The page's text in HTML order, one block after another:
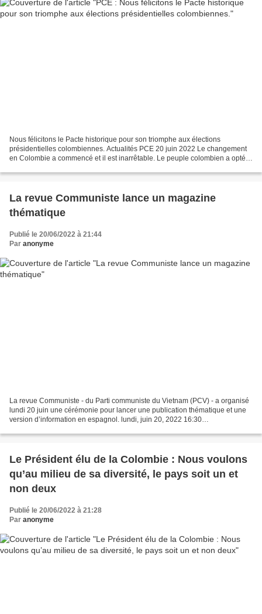
Nous félicitons le Pacte historique pour son triomphe aux élections
présidentielles colombiennes. Actualités PCE 20 juin 2022 Le changement
en Colombie a commencé et il est inarrêtable. Le peuple colombien a opté
La revue Communiste lance un magazine
thématique
Publié le 20/06/2022 à 21:44
Par anonyme
La revue Communiste - du Parti communiste du Vietnam (PCV) - a organisé
lundi 20 juin une cérémonie pour lancer une publication thématique et une
version d’information en espagnol. lundi, juin 20, 2022 16:30
Le Président élu de la Colombie : Nous voulons
qu’au milieu de sa diversité, le pays soit un et
non deux
Publié le 20/06/2022 à 21:28
Par anonyme